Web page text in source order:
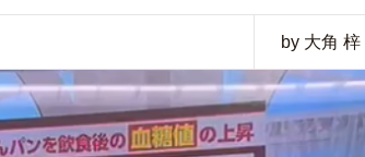
by 大角 梓